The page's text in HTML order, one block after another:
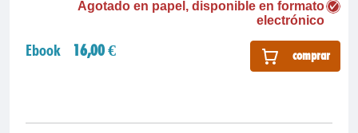
Agotado en papel, disponible en formato
electrónico
Ebook 16,00 € comprar